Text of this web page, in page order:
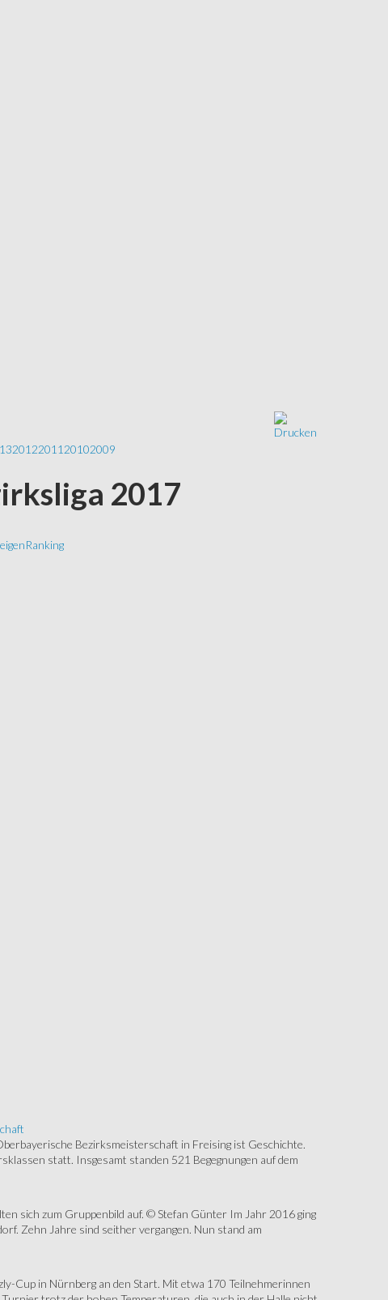
20122011 20102009
2017
Ranking
Bezirksmeisterschaft in Freising ist Geschichte.
statt. Insgesamt standen 521 Begegnungen auf dem
sich zum Gruppenbild auf. © Stefan Günter Im Jahr 2016 ging
Zehn Jahre sind seither vergangen. Nun stand am
Cup in Nürnberg an den Start. Mit etwa 170 Teilnehmerinnen